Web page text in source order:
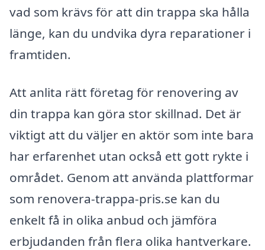
vad som krävs för att din trappa ska hålla
länge, kan du undvika dyra reparationer i
framtiden.
Att anlita rätt företag för renovering av
din trappa kan göra stor skillnad. Det är
viktigt att du väljer en aktör som inte bara
har erfarenhet utan också ett gott rykte i
området. Genom att använda plattformar
som renovera-trappa-pris.se kan du
enkelt få in olika anbud och jämföra
erbjudanden från flera olika hantverkare.